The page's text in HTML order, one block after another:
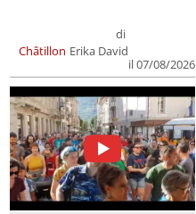
Châtillon
di
Erika David
il 07/08/2026